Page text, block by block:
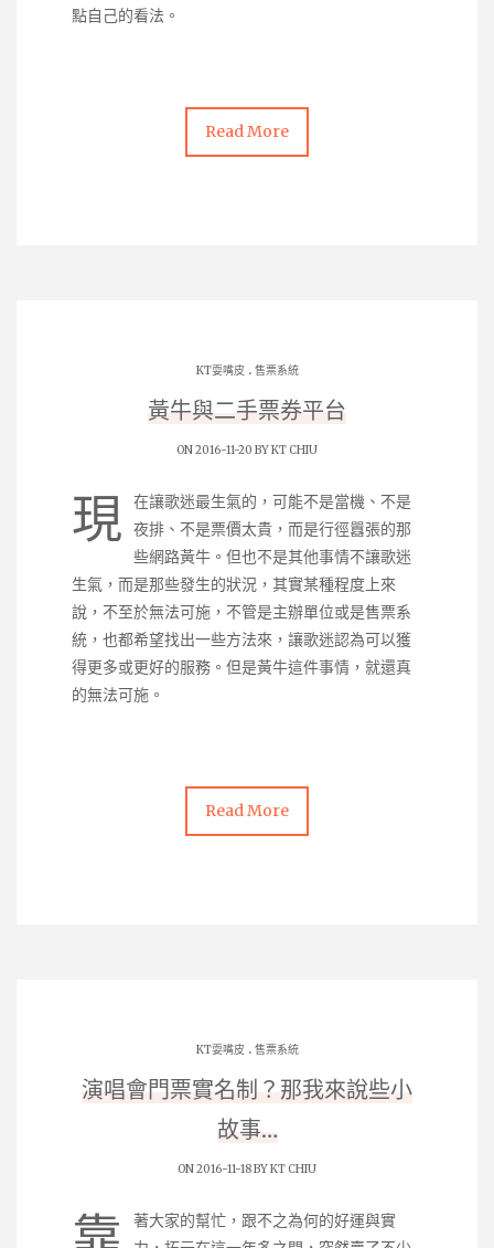
點自己的看法。
Read More
KT耍嘴皮 . 售票系統
黃牛與二手票券平台
ON 2016-11-20 BYKT CHIU
現
在讓歌迷最生氣的，可能不是當機、不是
夜排、不是票價太貴，而是行徑囂張的那
些網路黃牛。但也不是其他事情不讓歌迷
生氣，而是那些發生的狀況，其實某種程度上來
說，不至於無法可施，不管是主辦單位或是售票系
統，也都希望找出一些方法來，讓歌迷認為可以獲
得更多或更好的服務。但是黃牛這件事情，就還真
的無法可施。
Read More
KT耍嘴皮 . 售票系統
演唱會門票實名制？那我來說些小
故事…
ON 2016-11-18 BYKT CHIU
著大家的幫忙，跟不之為何的好運與實